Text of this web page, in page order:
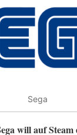
Sega
will auf